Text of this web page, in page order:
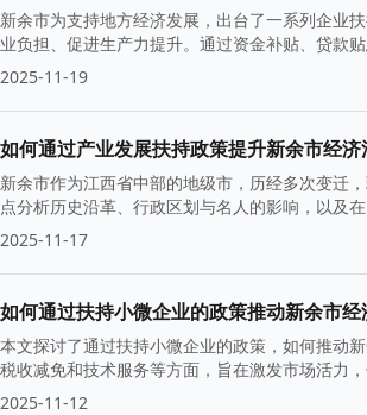
新余市为支持地方经济发展，出台了一系列企业
业负担、促进生产力提升。通过资金补贴、贷款
2025-11-19
如何通过产业发展扶持政策提升新余市经济
新余市作为江西省中部的地级市，历经多次变迁
点分析历史沿革、行政区划与名人的影响，以及
2025-11-17
如何通过扶持小微企业的政策推动新余市经
本文探讨了通过扶持小微企业的政策，如何推动
税收减免和技术服务等方面，旨在激发市场活力
2025-11-12